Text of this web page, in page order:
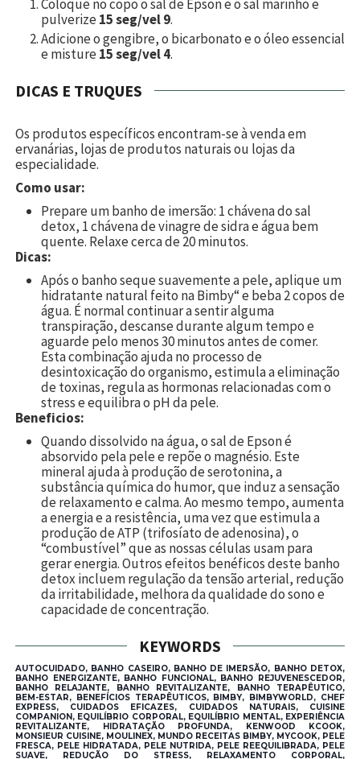
Coloque no copo o sal de Epson e o sal marinho e
pulverize15 seg/vel 9.
Adicione o gengibre, o bicarbonato e o óleo essencial
e misture15 seg/vel 4.
DICAS E TRUQUES
Os produtos específicos encontram-se à venda em
ervanárias, lojas de produtos naturais ou lojas da
especialidade.
Como usar:
Prepare um banho de imersão: 1 chávena do sal
detox, 1 chávena de vinagre de sidra e água bem
quente. Relaxe cerca de 20 minutos.
Dicas:
Após o banho seque suavemente a pele, aplique um
hidratante natural feito na Bimby“ e beba 2 copos de
água. É normal continuar a sentir alguma
transpiração, descanse durante algum tempo e
aguarde pelo menos 30 minutos antes de comer.
Esta combinação ajuda no processo de
desintoxicação do organismo, estimula a eliminação
de toxinas, regula as hormonas relacionadas com o
stress e equilibra o pH da pele.
Beneficios:
Quando dissolvido na água, o sal de Epson é
absorvido pela pele e repõe o magnésio. Este
mineral ajuda à produção de serotonina, a
substância química do humor, que induz a sensação
de relaxamento e calma.Ao mesmo tempo, aumenta
a energia e a resistência, uma vez que estimula a
produção de ATP (trifosíato de adenosina),o
“combustível” que as nossas células usam para
gerar energia.Outros efeitos benéficos deste banho
detox incluem regulação da tensão arterial, redução
da irritabilidade, melhora da qualidade do sono e
capacidade de concentração.
KEYWORDS
AUTOCUIDADO, BANHO CASEIRO, BANHO DE IMERSÃO, BANHO DETOX,
BANHO ENERGIZANTE, BANHO FUNCIONAL, BANHO REJUVENESCEDOR,
BANHO RELAJANTE, BANHO REVITALIZANTE, BANHO TERAPÊUTICO,
BEM-ESTAR, BENEFÍCIOS TERAPÊUTICOS, BIMBY, BIMBYWORLD, CHEF
EXPRESS, CUIDADOS EFICAZES, CUIDADOS NATURAIS, CUISINE
COMPANION, EQUILÍBRIO CORPORAL, EQUILÍBRIO MENTAL, EXPERIÊNCIA
REVITALIZANTE, HIDRATAÇÃO PROFUNDA, KENWOOD KCOOK,
MONSIEUR CUISINE, MOULINEX, MUNDO RECEITAS BIMBY, MYCOOK, PELE
FRESCA, PELE HIDRATADA, PELE NUTRIDA, PELE REEQUILIBRADA, PELE
SUAVE, REDUÇÃO DO STRESS, RELAXAMENTO CORPORAL,